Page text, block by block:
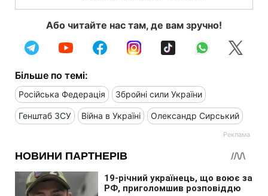
Або читайте нас там, де вам зручно!
Більше по темі:
Російська Федерація Збройні сили України
Генштаб ЗСУ Війна в Україні Олександр Сирський